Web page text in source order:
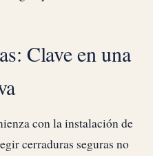
Clave en una
con la instalación de
cerraduras seguras no